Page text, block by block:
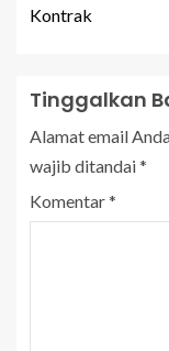
Kontrak
Tinggalkan
Alamat email
wajib ditandai*
Komentar*